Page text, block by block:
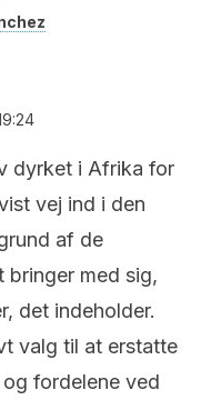
dyrket i Afrika for
vej ind i den
af de
med sig,
det indeholder.
valg til at erstatte
fordelene ved